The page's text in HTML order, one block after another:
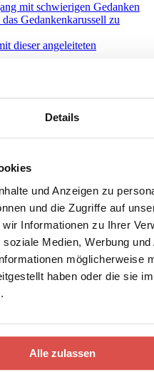
Details
und Anzeigen zu
und die Zugriffe auf
Informationen zu Ihrer
Medien, Werbung
möglicherweise
haben oder die sie
Alle zulassen
mit schwierigen Gedanken
Gedankenkarussell zu
dieser angeleiteten
um etwas bittest
im Business?
auch mal in die
mit „German Feedback“
Die 12 besten
Sagens
dranbleibst
beides unter einen Hut
integrieren
nicht löst